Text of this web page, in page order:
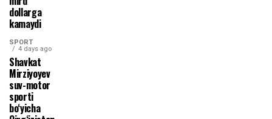
dollarga
kamaydi
SPORT
4 days ago
Shavkat
Mirziyoyev
suv-motor
sporti
bo‘yicha